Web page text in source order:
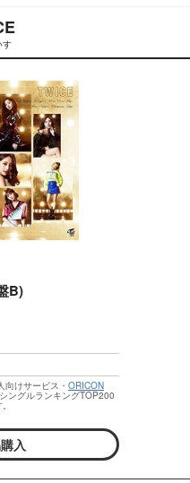
す
B)
向けサービス・ ORICON
ングルランキングTOP200
入